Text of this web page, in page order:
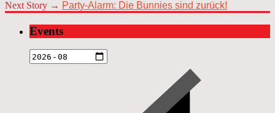
Next Story → Party-Alarm: Die Bunnies sind zurück!
Events